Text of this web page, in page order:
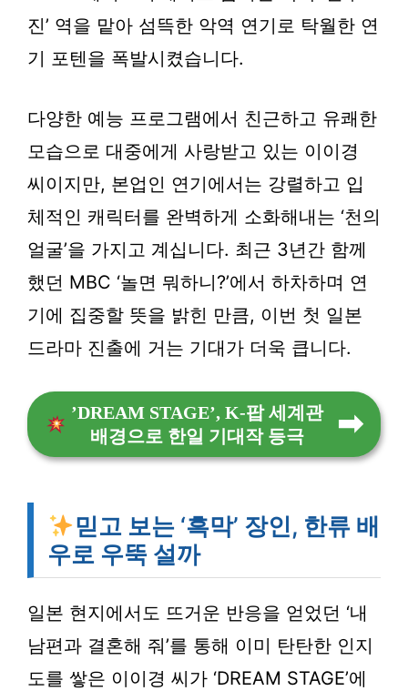
진’ 역을 맡아 섬뜩한 악역 연기로 탁월한 연
기 포텐을 폭발시켰습니다.
다양한 예능 프로그램에서 친근하고 유쾌한
모습으로 대중에게 사랑받고 있는 이이경
씨이지만, 본업인 연기에서는 강렬하고 입
체적인 캐릭터를 완벽하게 소화해내는 ‘천의
얼굴’을 가지고 계십니다. 최근 3년간 함께
했던 MBC ‘놀면 뭐하니?’에서 하차하며 연
기에 집중할 뜻을 밝힌 만큼, 이번 첫 일본
드라마 진출에 거는 기대가 더욱 큽니다.
’DREAM STAGE’, K-팝 세계관
배경으로 한일 기대작 등극
믿고 보는 ‘흑막’ 장인, 한류 배
우로 우뚝 설까
일본 현지에서도 뜨거운 반응을 얻었던 ‘내
남편과 결혼해 줘’를 통해 이미 탄탄한 인지
도를 쌓은 이이경 씨가 ‘DREAM STAGE’에